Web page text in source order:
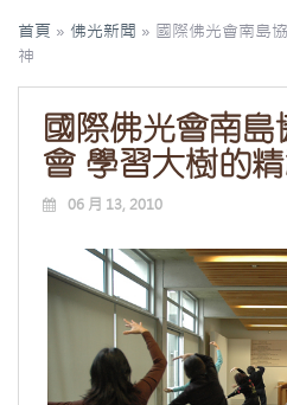
首頁 » 佛光新聞 » 國際佛光會南島
神
國際佛光會南
會 學習大樹的
06 月 13, 2010